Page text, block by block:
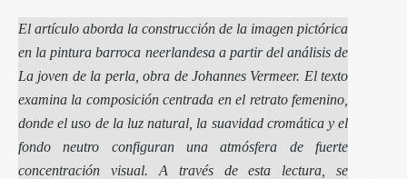
El artículo aborda la construcción de la imagen pictórica
en la pintura barroca neerlandesa a partir del análisis de
La joven de la perla, obra de Johannes Vermeer. El texto
examina la composición centrada en el retrato femenino,
donde el uso de la luz natural, la suavidad cromática y el
fondo neutro configuran una atmósfera de fuerte
concentración visual. A través de esta lectura, se